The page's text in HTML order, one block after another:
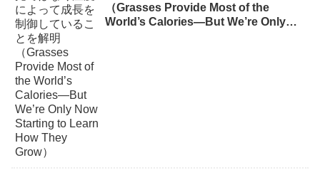
（Grasses Provide Most of the
World’s Calories—But We’re Only